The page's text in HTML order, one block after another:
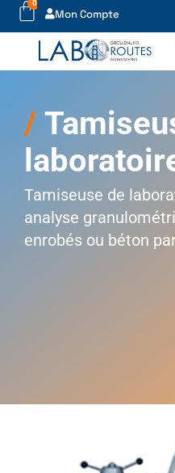
0
Mon Compte
Tamiseuse de
analyse
enrobés ou béton